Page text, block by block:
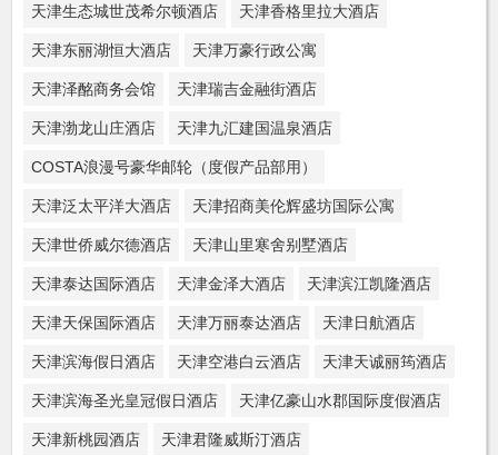
天津生态城世茂希尔顿酒店 天津香格里拉大酒店
天津东丽湖恒大酒店 天津万豪行政公寓
天津泽酩商务会馆 天津瑞吉金融街酒店
天津渤龙山庄酒店 天津九汇建国温泉酒店
COSTA浪漫号豪华邮轮（度假产品部用）
天津泛太平洋大酒店 天津招商美伦辉盛坊国际公寓
天津世侨威尔德酒店 天津山里寒舍别墅酒店
天津泰达国际酒店 天津金泽大酒店 天津滨江凯隆酒店
天津天保国际酒店 天津万丽泰达酒店 天津日航酒店
天津滨海假日酒店 天津空港白云酒店 天津天诚丽筠酒店
天津滨海圣光皇冠假日酒店 天津亿豪山水郡国际度假酒店
天津新桃园酒店 天津君隆威斯汀酒店